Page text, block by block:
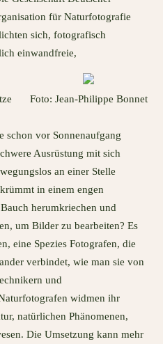
für Naturfotografie
sich, fotografisch
einwandfreie,
Foto: Jean-Philippe Bonnet
schon vor Sonnenaufgang
Ausrüstung mit sich
an einer Stelle
in einem engen
herumkriechen und
um Bilder zu bearbeiten? Es
eine Spezies Fotografen, die
verbindet, wie man sie von
und
widmen ihr
natürlichen Phänomenen,
Die Umsetzung kann mehr